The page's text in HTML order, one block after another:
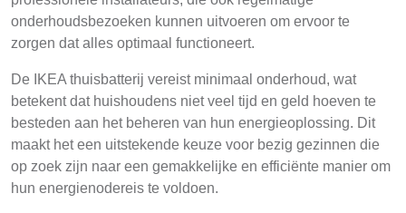
onderhoudsbezoeken kunnen uitvoeren om ervoor te
zorgen dat alles optimaal functioneert.
De IKEA thuisbatterij vereist minimaal onderhoud, wat
betekent dat huishoudens niet veel tijd en geld hoeven te
besteden aan het beheren van hun energieoplossing. Dit
maakt het een uitstekende keuze voor bezig gezinnen die
op zoek zijn naar een gemakkelijke en efficiënte manier om
hun energienodereis te voldoen.